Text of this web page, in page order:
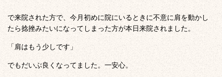
で来院された方で、今月初めに院にいるときに不意に肩を動かし
たら捻挫みたいになってしまった方が本日来院されました。
「肩はもう少しです」
でもだいぶ良くなってました。一安心。